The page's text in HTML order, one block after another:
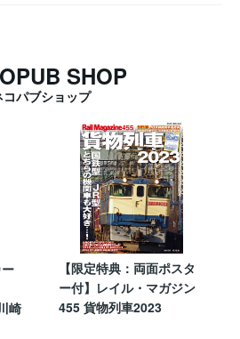
SHOP
コパブショップ
崎
【限定特典：両面ポスタ
ー付】レイル・マガジン
455 貨物列車2023